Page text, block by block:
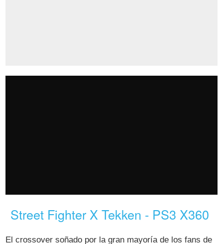
Street Fighter X Tekken - PS3 X360
El crossover soñado por la gran mayoría de los fans de